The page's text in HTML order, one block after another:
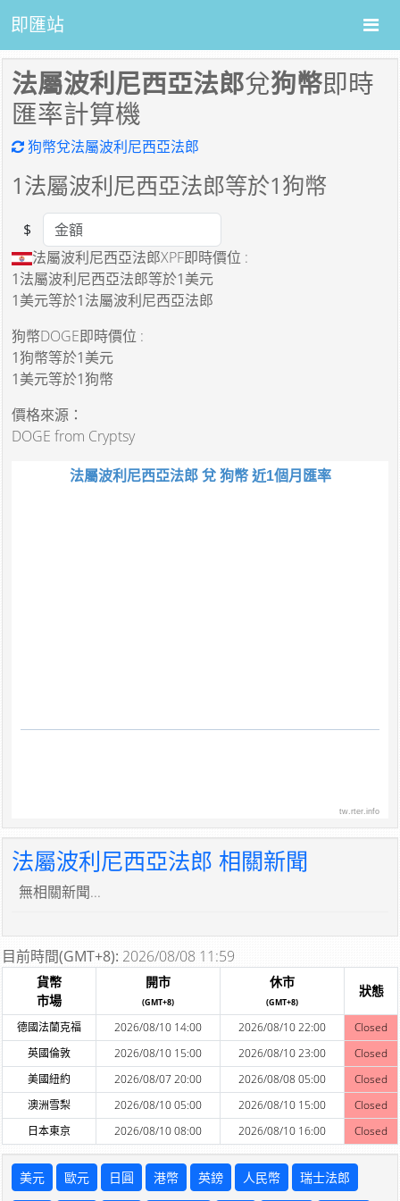
即匯站
法屬波利尼西亞法郎兌狗幣即時
匯率計算機
狗幣兌法屬波利尼西亞法郎
1法屬波利尼西亞法郎等於1狗幣
Amount
$
法屬波利尼西亞法郎XPF即時價位 :
1法屬波利尼西亞法郎等於1美元
1美元等於1法屬波利尼西亞法郎
狗幣DOGE即時價位 :
1狗幣等於1美元
1美元等於1狗幣
價格來源：
DOGE from Cryptsy
法屬波利尼西亞法郎 兌 狗幣 近1個月匯率
tw.rter.info
法屬波利尼西亞法郎 相關新聞
無相關新聞...
目前時間(GMT+8): 2026/08/08 11:59
貨幣
市場
開市
(GMT+8)
休市
(GMT+8)
狀態
德國法蘭克福 2026/08/10 14:00 2026/08/10 22:00
Closed
英國倫敦
2026/08/10 15:00 2026/08/10 23:00
Closed
美國紐約
2026/08/07 20:00 2026/08/08 05:00
Closed
澳洲雪梨
2026/08/10 05:00 2026/08/10 15:00
Closed
日本東京
2026/08/10 08:00 2026/08/10 16:00 Closed
美元 歐元 日圓 港幣 英鎊 人民幣 瑞士法郎